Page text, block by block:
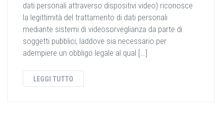
dati personali attraverso dispositivi video) riconosce
la legittimità del trattamento di dati personali
mediante sistemi di videosorveglianza da parte di
soggetti pubblici, laddove sia necessario per
adempiere un obbligo legale al qual […]
LEGGI TUTTO